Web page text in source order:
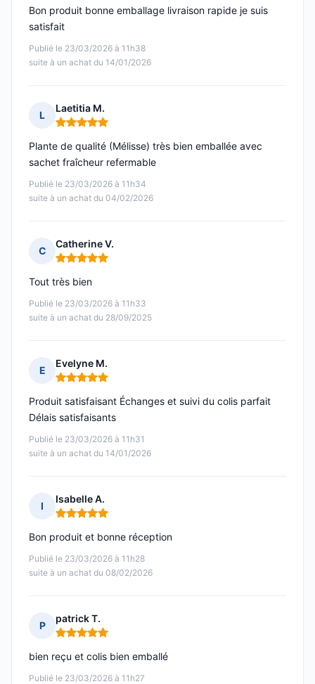
Publié le 23/03/2026 à 11h38
suite à un achat du 14/01/2026
Bon produit bonne emballage livraison rapide je suis
satisfait
L
Laetitia M.
Note : 5 sur 5
Publié le 23/03/2026 à 11h34
suite à un achat du 04/02/2026
Plante de qualité (Mélisse) très bien emballée avec
sachet fraîcheur refermable
C
Catherine V.
Note : 5 sur 5
Publié le 23/03/2026 à 11h33
suite à un achat du 28/09/2025
Tout très bien
E
Evelyne M.
Note : 5 sur 5
Publié le 23/03/2026 à 11h31
suite à un achat du 14/01/2026
Produit satisfaisant Échanges et suivi du colis parfait
Délais satisfaisants
I
Isabelle A.
Note : 5 sur 5
Publié le 23/03/2026 à 11h28
suite à un achat du 08/02/2026
Bon produit et bonne réception
P
patrick T.
Note : 5 sur 5
Publié le 23/03/2026 à 11h27
bien reçu et colis bien emballé